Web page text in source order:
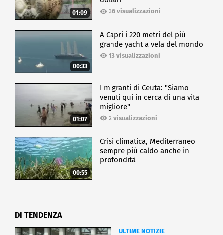
01:09 36 visualizzazioni
00:33
A Capri i 220 metri del più
grande yacht a vela del mondo
13 visualizzazioni
01:07
I migranti di Ceuta: "Siamo
venuti qui in cerca di una vita
migliore"
2 visualizzazioni
00:55
Crisi climatica, Mediterraneo
sempre più caldo anche in
profondità
DI TENDENZA
ULTIME NOTIZIE